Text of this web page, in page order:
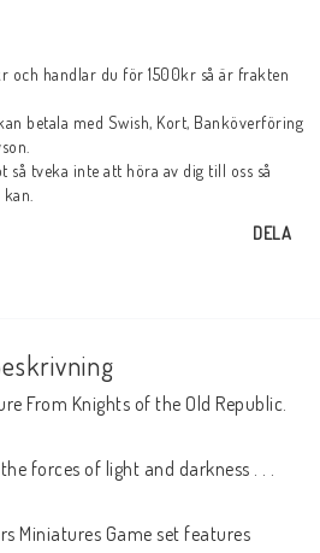
och handlar du för 1500kr så är frakten
betala med Swish, Kort, Banköverföring
så tveka inte att höra av dig till oss så
DELA
From Knights of the Old Republic.
forces of light and darkness . . .
Miniatures Game set features